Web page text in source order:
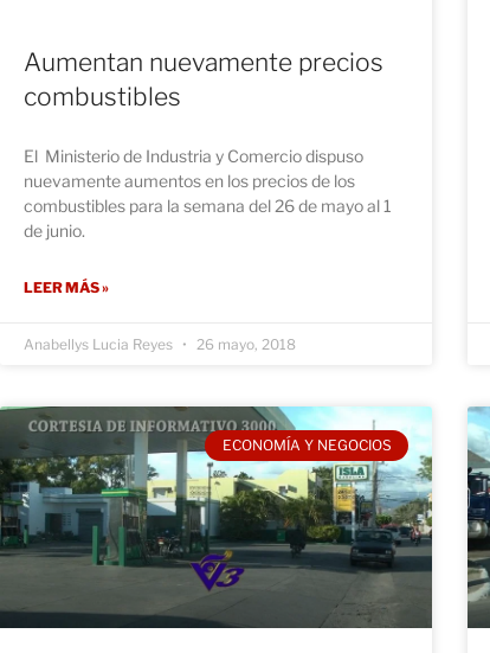
Aumentan nuevamente precios
combustibles
El Ministerio de Industria y Comercio dispuso
nuevamente aumentos en los precios de los
combustibles para la semana del 26 de mayo al 1
de junio.
LEER MÁS »
Anabellys Lucia Reyes 26 mayo, 2018
ECONOMÍA Y NEGOCIOS